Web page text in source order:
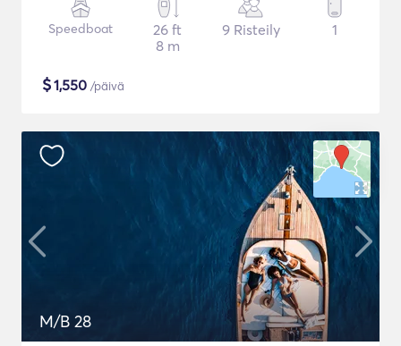
Speedboat
26 ft
8 m
9 Risteily 1
$1,550 /päivä
M/B 28